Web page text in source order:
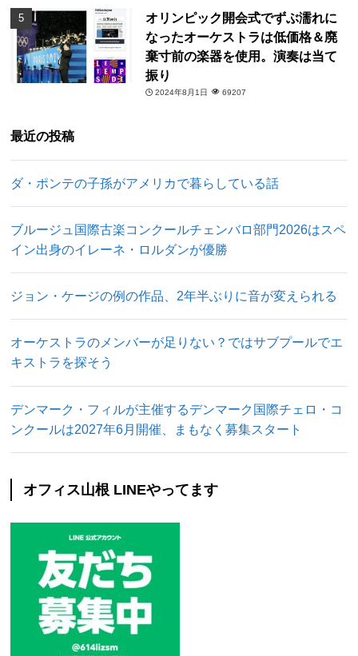
オリンピック開会式でずぶ濡れに
なったオーケストラは低価格＆廃
棄寸前の楽器を使用。演奏は当て
振り
2024年8月1日 69207
最近の投稿
ダ・ポンテの子孫がアメリカで暮らしている話
ブルージュ国際古楽コンクールチェンバロ部門2026はスペ
イン出身のイレーネ・ロルダンが優勝
ジョン・ケージの例の作品、2年半ぶりに音が変えられる
オーケストラのメンバーが足りない？ではサブプールでエ
キストラを探そう
デンマーク・フィルが主催するデンマーク国際チェロ・コ
ンクールは2027年6月開催、まもなく募集スタート
オフィス山根 LINEやってます